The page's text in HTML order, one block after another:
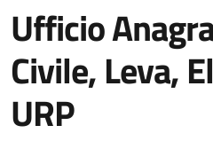
Ufficio
Civile, Leva,
URP